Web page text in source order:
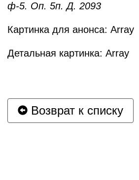
ф-5. Оп. 5п. Д. 2093
Картинка для анонса: Array
Детальная картинка: Array
Возврат к списку